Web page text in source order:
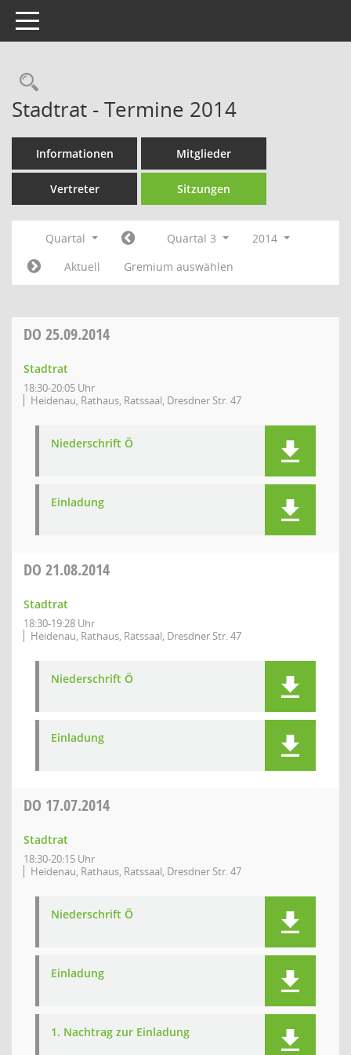
Toggle navigation
Rechercheauswahl
Stadtrat - Termine 2014
Informationen Mitglieder
Vertreter Sitzungen
Quartal Quartal 3
2014
Aktuell
Gremium auswählen
DO 25.09.2014
Stadtrat
18:30-20:05 Uhr
Heidenau, Rathaus, Ratssaal, Dresdner Str. 47
Niederschrift Ö
Einladung
DO 21.08.2014
Stadtrat
18:30-19:28 Uhr
Heidenau, Rathaus, Ratssaal, Dresdner Str. 47
Niederschrift Ö
Einladung
DO 17.07.2014
Stadtrat
18:30-20:15 Uhr
Heidenau, Rathaus, Ratssaal, Dresdner Str. 47
Niederschrift Ö
Einladung
1. Nachtrag zur Einladung